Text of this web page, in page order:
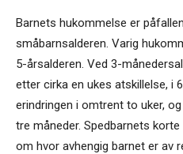
Barnets hukommelse er
småbarnsalderen. Varig
5-årsalderen. Ved 3-
etter cirka en ukes atskillelse, i
erindringen i omtrent to uker,
tre måneder. Spedbarnets
om hvor avhengig barnet er av